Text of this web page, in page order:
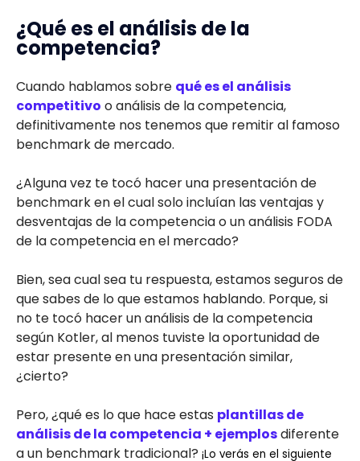
¿Qué es el análisis de la
competencia?
Cuando hablamos sobre qué es el análisis
competitivo o análisis de la competencia,
definitivamente nos tenemos que remitir al famoso
benchmark de mercado.
¿Alguna vez te tocó hacer una presentación de
benchmark en el cual solo incluían las ventajas y
desventajas de la competencia o un análisis FODA
de la competencia en el mercado?
Bien, sea cual sea tu respuesta, estamos seguros de
que sabes de lo que estamos hablando. Porque, si
no te tocó hacer un análisis de la competencia
según Kotler, al menos tuviste la oportunidad de
estar presente en una presentación similar,
¿cierto?
Pero, ¿qué es lo que hace estas plantillas de
análisis de la competencia + ejemplosdiferente
a un benchmark tradicional? ¡Lo verás en el siguiente